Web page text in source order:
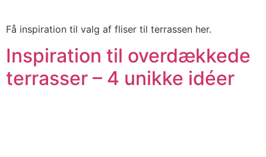
Få inspiration til valg af fliser til terrassen her.
Inspiration til overdækkede
terrasser – 4 unikke idéer